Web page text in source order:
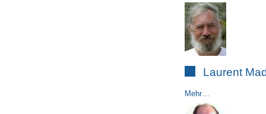
Laurent
Mehr…